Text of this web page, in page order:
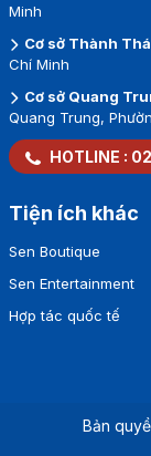
Minh
Cơ sở Thành
Chí Minh
Cơ sở Quang
Quang Trung,
HOTLINE :
Tiện ích khác
Sen Boutique
Sen Entertainment
Hợp tác quốc tế
Bản